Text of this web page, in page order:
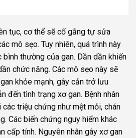
tục, cơ thể sẽ cố gắng tự sửa
mô sẹo. Tuy nhiên, quá trình này
thường của gan. Dần dần khiến
chức năng. Các mô sẹo này sẽ
khỏe mạnh, gây cản trở lưu
đến tình trạng xơ gan. Bệnh nhân
triệu chứng như mệt mỏi, chán
Các biến chứng nguy hiểm khác
cấp tính. Nguyên nhân gây xơ gan